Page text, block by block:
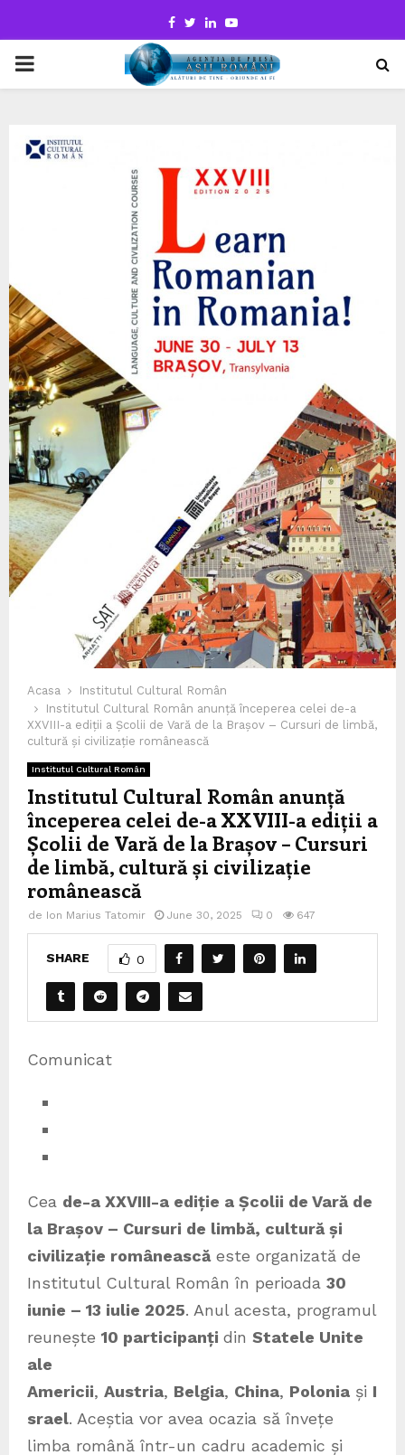
Facebook
TwitterLinkedinYoutube
PRIMARY
Acasa
Institutul Cultural Român
Institutul Cultural Român anunță începerea celei de-a
XXVIII-a ediții a Școlii de Vară de la Brașov – Cursuri de limbă,
cultură și civilizație românească
Institutul Cultural Român
Institutul Cultural Român anunță
începerea celei de-a XXVIII-a ediții a
Școlii de Vară de la Brașov – Cursuri
de limbă, cultură și civilizație
românească
de Ion Marius Tatomir June 30, 2025 0 647
SHARE 0
Comunicat
Cea de-a XXVIII-a ediție a Școlii de Vară de
la Brașov – Cursuri de limbă, cultură și
civilizație româneascăeste organizată de
Institutul Cultural Român în perioada 30
iunie – 13 iulie 2025. Anul acesta, programul
reunește 10 participanți din Statele Unite
ale
Americii, Austria, Belgia, China, Polonia și I
srael. Aceștia vor avea ocazia să învețe
limba română într-un cadru academic și